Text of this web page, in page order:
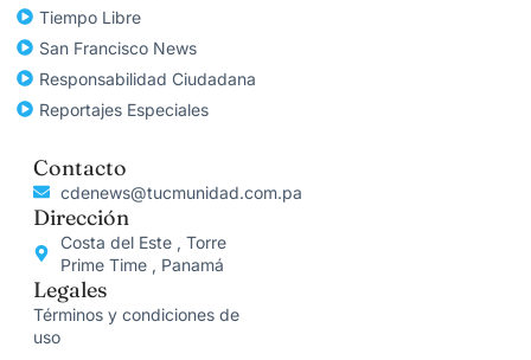
Tiempo Libre
San Francisco News
Responsabilidad Ciudadana
Reportajes Especiales
Contacto
cdenews@tucmunidad.com.pa
Dirección
Costa del Este , Torre
Prime Time , Panamá
Legales
Términos y condiciones de
uso